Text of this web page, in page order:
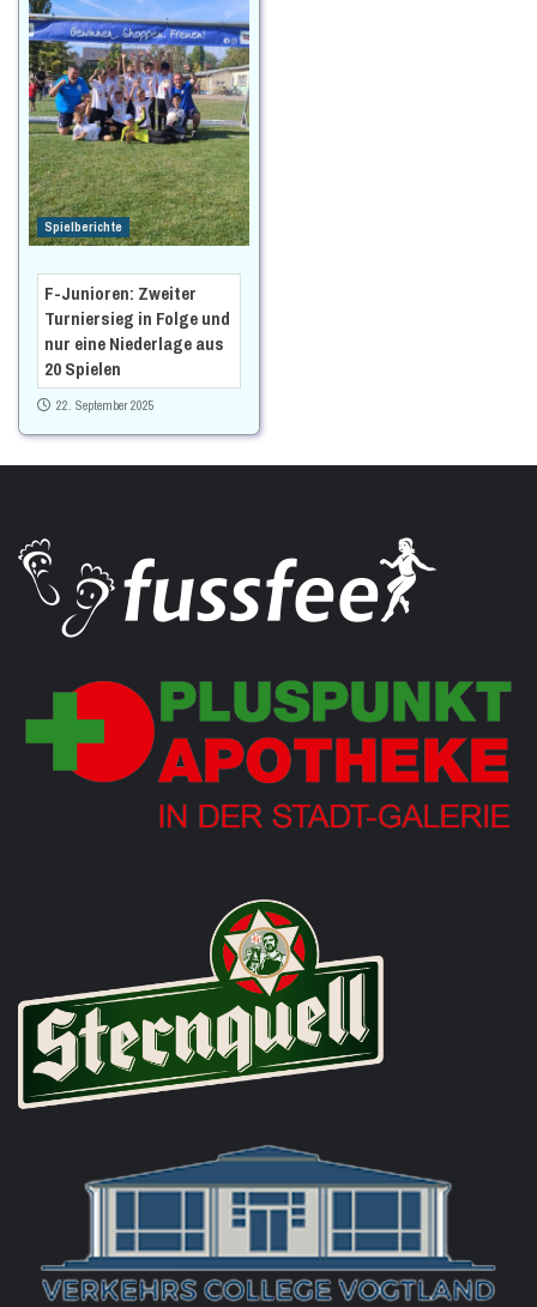
Spielberichte
F-Junioren: Zweiter
Turniersieg in Folge und
nur eine Niederlage aus
20 Spielen
22. September 2025